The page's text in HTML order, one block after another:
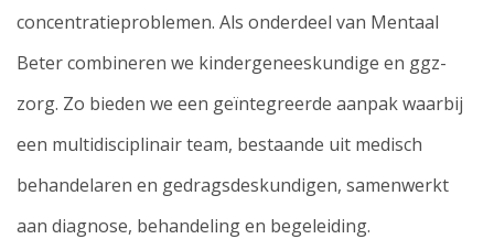
concentratieproblemen. Als onderdeel van Mentaal
Beter combineren we kindergeneeskundige en ggz-
zorg. Zo bieden we een geïntegreerde aanpak waarbij
een multidisciplinair team, bestaande uit medisch
behandelaren en gedragsdeskundigen, samenwerkt
aan diagnose, behandeling en begeleiding.